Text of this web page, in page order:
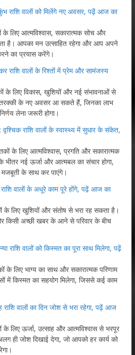
वालों को मिलेंगे नए अवसर, पढ़ें आज का
लिए आत्मविश्वास, सकारात्मक सोच और
है। आपका मन उत्साहित रहेगा और आप अपने
का प्रयास करेंगे।
वालों के रिश्तों में प्रेम और सामंजस्य
के लिए विकास, खुशियों और नई संभावनाओं से
के नए अवसर आ सकते हैं, जिनका लाभ
लेना जरूरी होगा।
राशि वालों के स्वास्थ्य में सुधार के संकेत,
के लिए आत्मविश्वास, प्रगति और सकारात्मक
नई ऊर्जा और आत्मबल का संचार होगा,
के साथ कर पाएंगे।
वालों के अधूरे काम पूरे होंगे, पढ़ें आज का
के लिए खुशियों और संतोष से भरा रह सकता है।
किसी अच्छी खबर के आने से परिवार के बीच
वालों को किस्मत का पूरा साथ मिलेगा, पढ़ें
के लिए भाग्य का साथ और सकारात्मक परिणाम
में किस्मत का सहयोग मिलेगा, जिससे कई काम
वालों का दिन जोश से भरा रहेगा, पढ़ें आज
लिए ऊर्जा, उत्साह और आत्मविश्वास से भरपूर
ही जोश दिखाई देगा, जो आपको हर कार्य को